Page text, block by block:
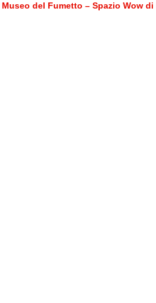
Museo del Fumetto – Spazio Wow di